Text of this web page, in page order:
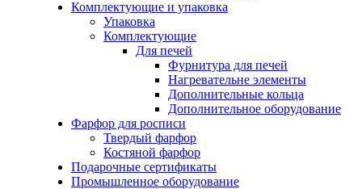
Комплектующие и упаковка
Упаковка
Комплектующие
Для печей
Фурнитура для печей
Нагревательне элементы
Дополнительные кольца
Дополнительное оборудование
Фарфор для росписи
Твердый фарфор
Костяной фарфор
Подарочные сертификаты
Промышленное оборудование